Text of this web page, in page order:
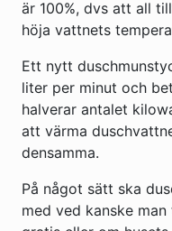
är 100%, dvs att all
höja vattnets
Ett nytt
liter per minut och
halverar antalet
att värma
densamma.
På något sätt ska
med ved kanske